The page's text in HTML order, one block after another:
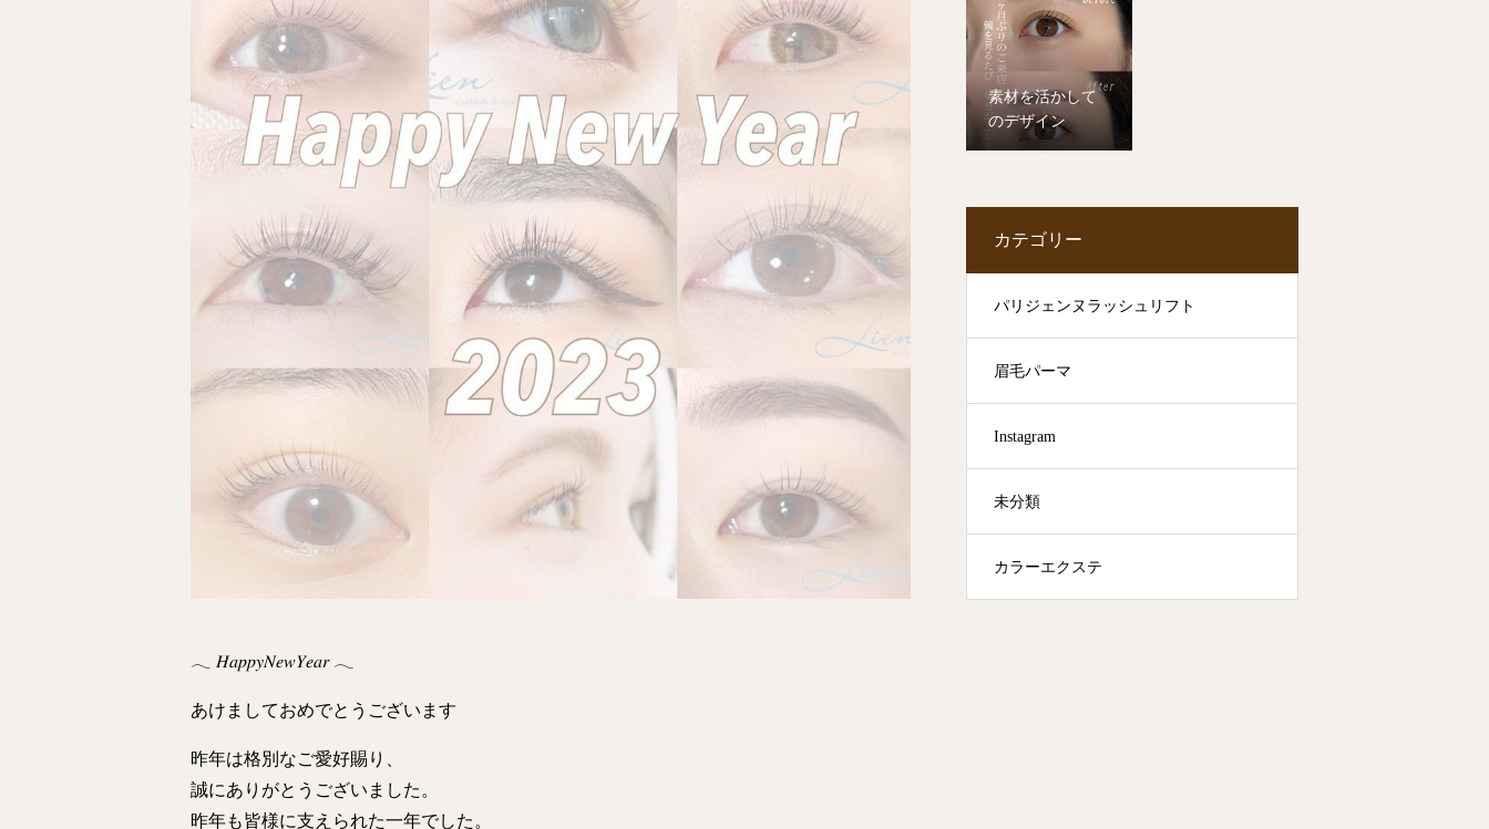
𓂃 𝐻𝑎𝑝𝑝𝑦𝑁𝑒𝑤𝑌𝑒𝑎𝑟 𓂃
あけましておめでとうございます
昨年は格別なご愛好賜り、
誠にありがとうございました。
昨年も皆様に支えられた一年でした。
素材を活かして
のデザイン
カテゴリー
パリジェンヌラッシュリフト
眉毛パーマ
Instagram
未分類
カラーエクステ